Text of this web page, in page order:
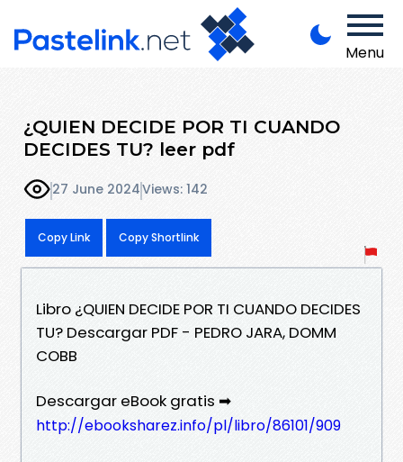
Menu
¿QUIEN DECIDE POR TI CUANDO
DECIDES TU? leer pdf
27 June 2024Views: 142
Copy Link Copy Shortlink
Libro ¿QUIEN DECIDE POR TI CUANDO DECIDES
TU? Descargar PDF - PEDRO JARA, DOMM
COBB
Descargar eBook gratis ➡
http://ebooksharez.info/pl/libro/86101/909